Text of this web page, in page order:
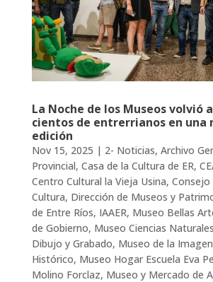
La Noche de los Museos volvió
cientos de entrerrianos en una
edición
Nov 15, 2025 | 2- Noticias, Archivo
Provincial, Casa de la Cultura de ER,
Centro Cultural la Vieja Usina, Consejo
Cultura, Dirección de Museos y
de Entre Ríos, IAAER, Museo Bellas
de Gobierno, Museo Ciencias Naturales
Dibujo y Grabado, Museo de la Imagen
Histórico, Museo Hogar Escuela Eva
Molino Forclaz, Museo y Mercado de